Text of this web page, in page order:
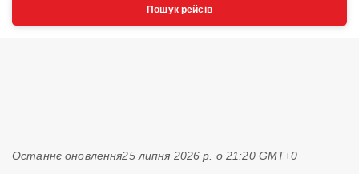
Пошук рейсів
Останнє оновлення25 липня 2026 р. о 21:20 GMT+0